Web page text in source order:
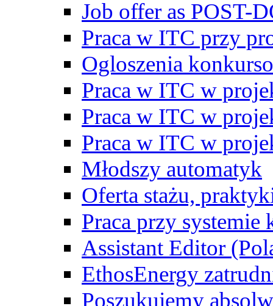
Job offer as POST-
Praca w ITC przy
Ogloszenia
Praca w ITC w
Praca w ITC w
Praca w ITC w
Młodszy automatyk
Oferta stażu,
Praca przy
Assistant Editor
EthosEnergy
Poszukujemy